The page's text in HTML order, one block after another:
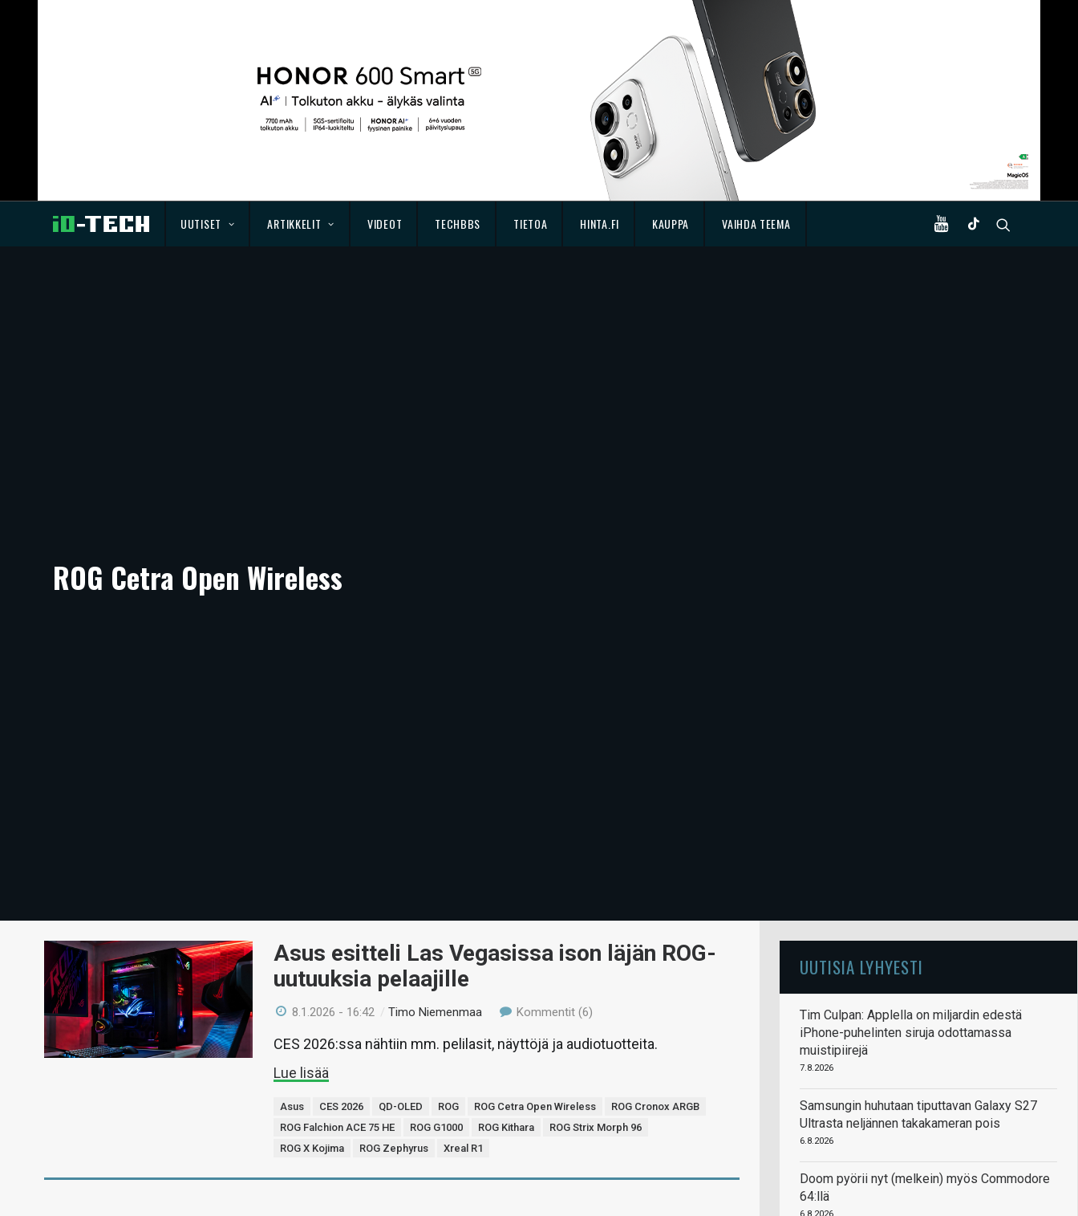
UUTISET ARTIKKELIT VIDEOT TECHBBS TIETOA HINTA.FI KAUPPA VAIHDA TEEMA
ROG Cetra Open Wireless
Asus esitteli Las Vegasissa ison läjän ROG-
uutuuksia pelaajille
8.1.2026 - 16:42 /Timo Niemenmaa Kommentit (6)
CES 2026:ssa nähtiin mm. pelilasit, näyttöjä ja audiotuotteita.
Lue lisää
Asus CES 2026 QD-OLED ROG ROG Cetra Open Wireless
ROG Cronox ARGB
ROG Falchion ACE 75 HE
ROG G1000 ROG Kithara
ROG Strix Morph 96
ROG X Kojima
ROG Zephyrus Xreal R1
UUTISIA LYHYESTI
Tim Culpan: Applella on miljardin edestä
iPhone-puhelinten siruja odottamassa
muistipiirejä
7.8.2026
Samsungin huhutaan tiputtavan Galaxy S27
Ultrasta neljännen takakameran pois
6.8.2026
Doom pyörii nyt (melkein) myös Commodore
64:llä